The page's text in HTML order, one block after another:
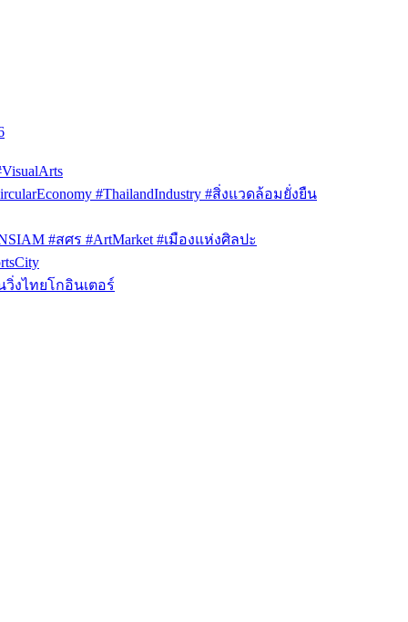
#ThailandIndustry #สิ่งแวดล้อมยั่งยืน
#สศร #ArtMarket #เมืองแห่งศิลปะ
วิ่งไทยโกอินเตอร์